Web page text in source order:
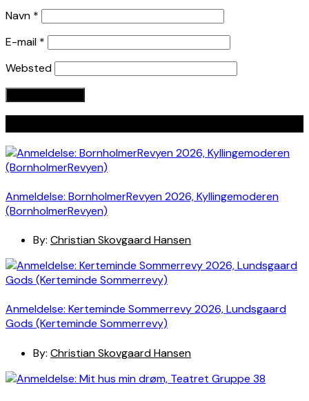
Navn *
E-mail *
Websted
Anmeldelse: BornholmerRevyen 2026, Kyllingemoderen
(BornholmerRevyen)
By: Christian Skovgaard Hansen
Anmeldelse: Kerteminde Sommerrevy 2026, Lundsgaard
Gods (Kerteminde Sommerrevy)
By: Christian Skovgaard Hansen